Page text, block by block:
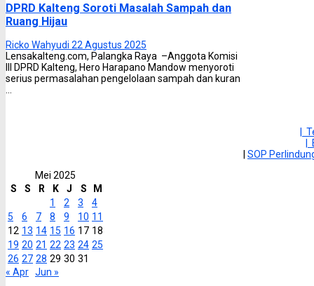
DPRD Kalteng Soroti Masalah Sampah dan
Ruang Hijau
Ricko Wahyudi 22 Agustus 2025
Lensakalteng.com, Palangka Raya –Anggota Komisi
III DPRD Kalteng, Hero Harapano Mandow menyoroti
serius permasalahan pengelolaan sampah dan kuran
|
SOP
Mei 2025
S
S R K J S
M
1
2 3
4
5
6 7 8 9 10 11
12 13 14 15 16 17 18
19 20 21 22 23 24 25
26 27 28 29 30 31
« Apr Jun »